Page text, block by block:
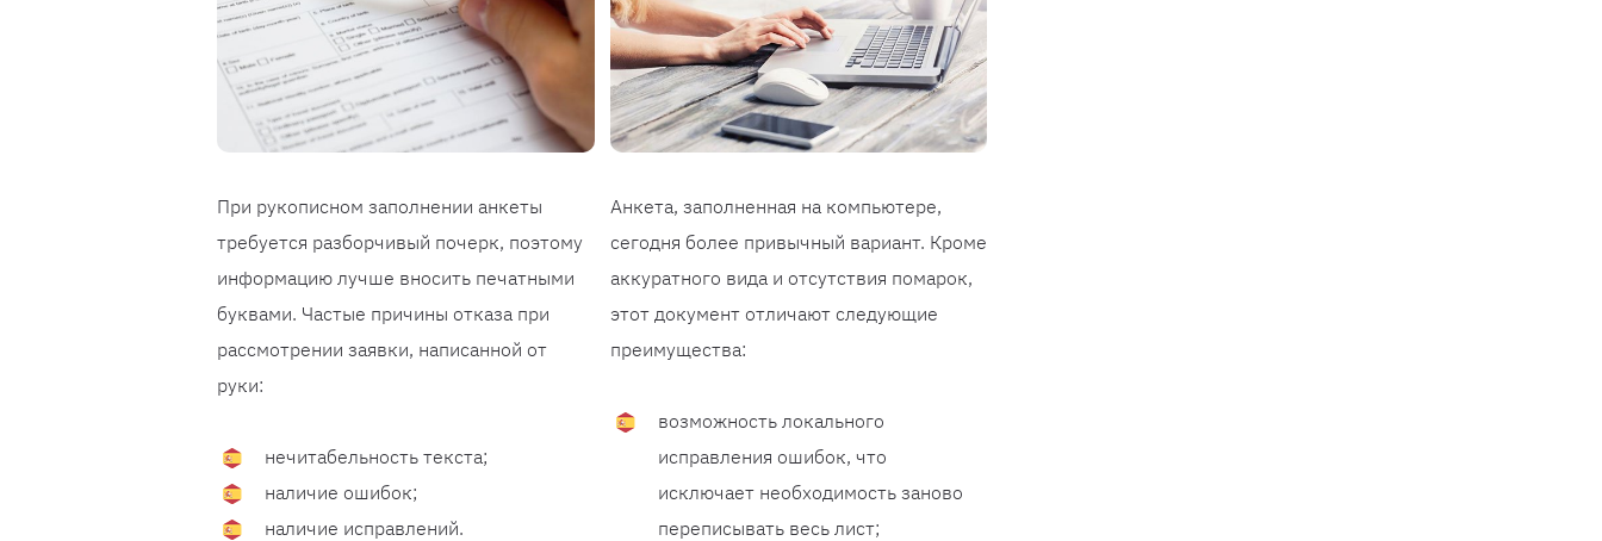
При рукописном заполнении анкеты
требуется разборчивый почерк, поэтому
информацию лучше вносить печатными
буквами. Частые причины отказа при
рассмотрении заявки, написанной от
руки:
нечитабельность текста;
наличие ошибок;
наличие исправлений.
Анкета, заполненная на компьютере,
сегодня более привычный вариант. Кроме
аккуратного вида и отсутствия помарок,
этот документ отличают следующие
преимущества:
возможность локального
исправления ошибок, что
исключает необходимость заново
переписывать весь лист;